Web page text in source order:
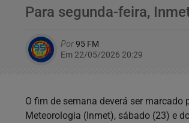
Para segunda-feira,
Por95 FM
Em 22/05/2026 20:29
O fim de semana deverá ser
Meteorologia (Inmet), sábado (23) e